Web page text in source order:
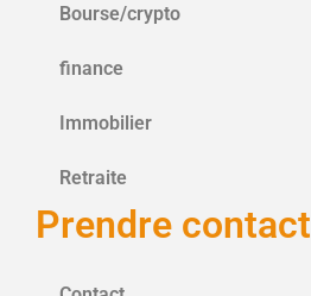
Bourse/crypto
finance
Immobilier
Retraite
Prendre contact